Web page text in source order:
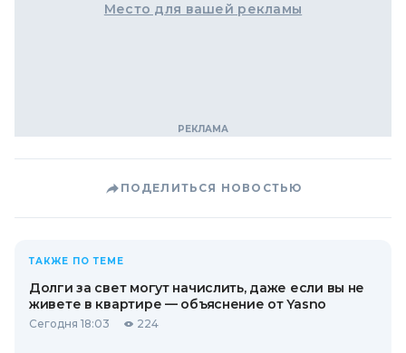
Место для вашей рекламы
ПОДЕЛИТЬСЯ НОВОСТЬЮ
ТАКЖЕ ПО ТЕМЕ
Долги за свет могут начислить, даже если вы не
живете в квартире — объяснение от Yasno
Сегодня 18:03 224